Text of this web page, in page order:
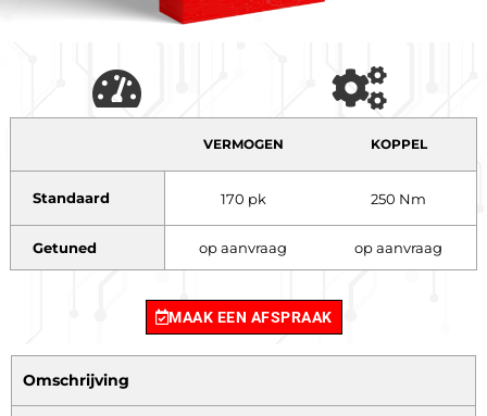
VERMOGEN KOPPEL
Standaard 170 pk 250 Nm
Getuned op aanvraag op aanvraag
MAAK EEN AFSPRAAK
Omschrijving